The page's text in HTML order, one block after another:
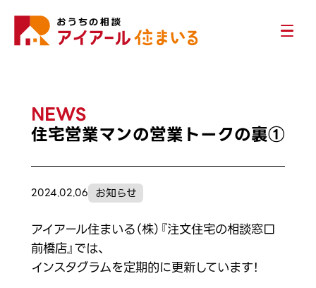
NEWS
住宅営業マンの営業トークの裏①
2024.02.06 お知らせ
アイアール住まいる（株）『注文住宅の相談窓口
前橋店』では、
インスタグラムを定期的に更新しています！